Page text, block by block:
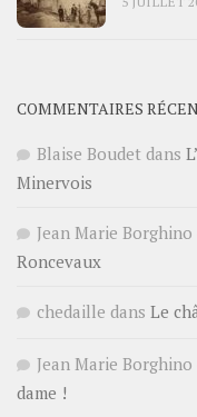
COMMENTAIRES
Blaise Boudet dans
Minervois
Jean Marie Borghino
Roncevaux
chedaille dans Le
Jean Marie Borghino
dame !